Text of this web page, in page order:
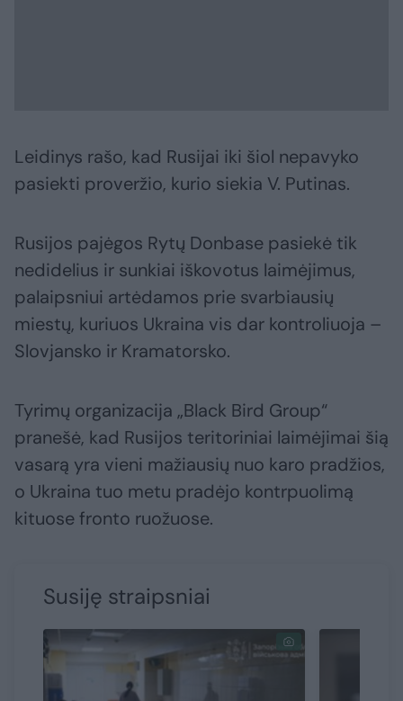
Leidinys rašo, kad Rusijai iki šiol nepavyko
pasiekti proveržio, kurio siekia V. Putinas.
Rusijos pajėgos Rytų Donbase pasiekė tik
nedidelius ir sunkiai iškovotus laimėjimus,
palaipsniui artėdamos prie svarbiausių
miestų, kuriuos Ukraina vis dar kontroliuoja –
Slovjansko ir Kramatorsko.
Tyrimų organizacija „Black Bird Group“
pranešė, kad Rusijos teritoriniai laimėjimai šią
vasarą yra vieni mažiausių nuo karo pradžios,
o Ukraina tuo metu pradėjo kontrpuolimą
kituose fronto ruožuose.
Susiję straipsniai